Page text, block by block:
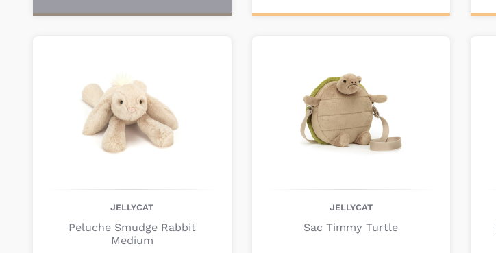
JELLYCAT
Peluche Smudge Rabbit
Medium
JELLYCAT
Sac Timmy Turtle